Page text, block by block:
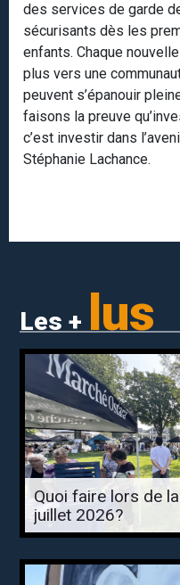
des services de garde
sécurisants dès les
enfants. Chaque
plus vers une
peuvent s’épanouir
faisons la preuve
c’est investir dans
Stéphanie Lachance.
Les + lus
Quoi faire lors de
juillet 2026?